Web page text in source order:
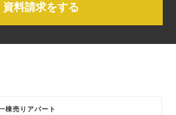
資料請求をする
棟売りアパート